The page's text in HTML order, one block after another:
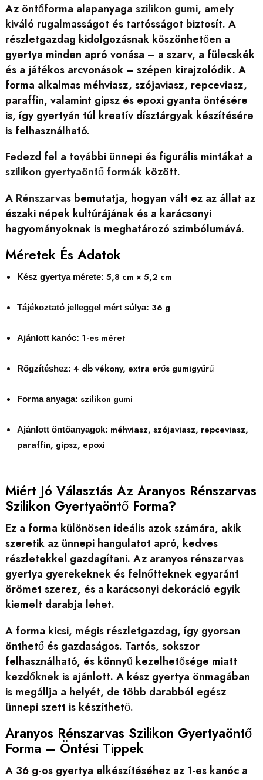
Az öntőforma alapanyaga szilikon gumi, amely
kiváló rugalmasságot és tartósságot biztosít. A
részletgazdag kidolgozásnak köszönhetően a
gyertya minden apró vonása – a szarv, a fülecskék
és a játékos arcvonások – szépen kirajzolódik. A
forma alkalmas méhviasz, szójaviasz, repceviasz,
paraffin, valamint gipsz és epoxi gyanta öntésére
is, így gyertyán túl kreatív dísztárgyak készítésére
is felhasználható.
Fedezd fel a további ünnepi és figurális mintákat a
szilikon gyertyaöntő formákközött.
A Rénszarvasbemutatja, hogyan vált ez az állat az
északi népek kultúrájának és a karácsonyi
hagyományoknak is meghatározó szimbólumává.
Méretek És Adatok
Kész gyertya mérete: 5,8 cm × 5,2 cm
Tájékoztató jelleggel mért súlya: 36 g
Ajánlott kanóc: 1-es méret
Rögzítéshez: 4 db vékony, extra erős gumigyűrű
Forma anyaga: szilikon gumi
Ajánlott öntőanyagok: méhviasz, szójaviasz, repceviasz,
paraffin, gipsz, epoxi
Miért Jó Választás Az Aranyos Rénszarvas
Szilikon Gyertyaöntő Forma?
Ez a forma különösen ideális azok számára, akik
szeretik az ünnepi hangulatot apró, kedves
részletekkel gazdagítani. Az aranyos rénszarvas
gyertya gyerekeknek és felnőtteknek egyaránt
örömet szerez, és a karácsonyi dekoráció egyik
kiemelt darabja lehet.
A forma kicsi, mégis részletgazdag, így gyorsan
önthető és gazdaságos. Tartós, sokszor
felhasználható, és könnyű kezelhetősége miatt
kezdőknek is ajánlott. A kész gyertya önmagában
is megállja a helyét, de több darabból egész
ünnepi szett is készíthető.
Aranyos Rénszarvas Szilikon Gyertyaöntő
Forma – Öntési Tippek
A 36 g-os gyertya elkészítéséhez az 1-es kanóc a